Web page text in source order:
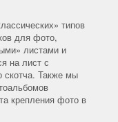
типов
для фото,
листами и
на лист с
скотча. Также мы
крепления фото в